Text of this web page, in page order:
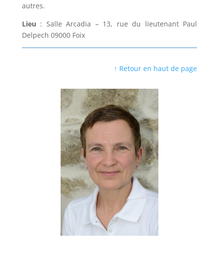
autres.
Lieu : Salle Arcadia – 13, rue du lieutenant Paul
Delpech 09000 Foix
↑ Retour en haut de page